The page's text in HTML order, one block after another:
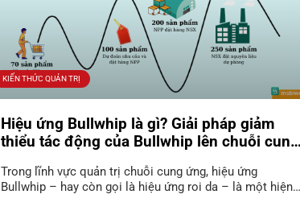
KIẾN THỨC QUẢN TRỊ
Hiệu ứng Bullwhip là gì? Giải pháp giảm
thiểu tác động của Bullwhip lên chuỗi cung
Trong lĩnh vực quản trị chuỗi cung ứng, hiệu ứng
Bullwhip – hay còn gọi là hiệu ứng roi da – là một hiện